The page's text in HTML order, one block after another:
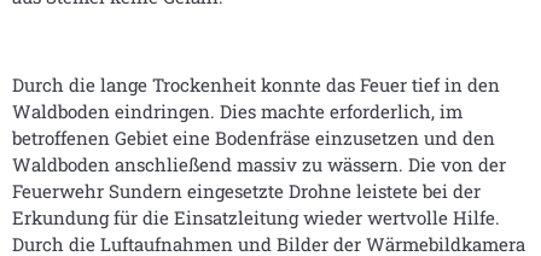
Durch die lange Trockenheit konnte das Feuer tief in den
Waldboden eindringen. Dies machte erforderlich, im
betroffenen Gebiet eine Bodenfräse einzusetzen und den
Waldboden anschließend massiv zu wässern. Die von der
Feuerwehr Sundern eingesetzte Drohne leistete bei der
Erkundung für die Einsatzleitung wieder wertvolle Hilfe.
Durch die Luftaufnahmen und Bilder der Wärmebildkamera